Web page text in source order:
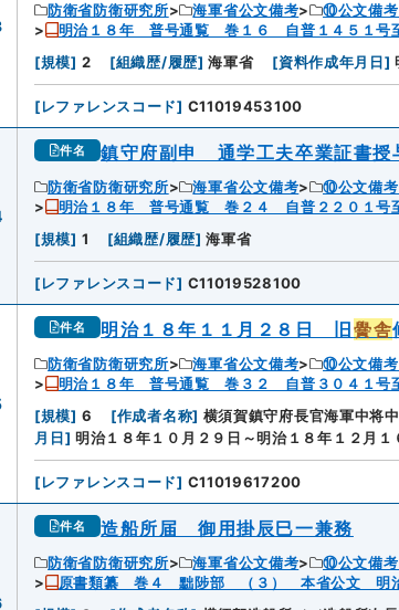
防衛省防衛研究所 海軍省公文備考 ⑩公文備
明治１８年 普号通覧 巻１６ 自普１４５１号
[規模] 2 [組織歴/履歴] 海軍省 [資料作成年月日]
[レファレンスコード] C11019453100
件名 鎮守府副申 通学工夫卒業証書授
防衛省防衛研究所 海軍省公文備考 ⑩公文備
明治１８年 普号通覧 巻２４ 自普２２０１号
[規模] 1 [組織歴/履歴] 海軍省
[レファレンスコード] C11019528100
件名 明治１８年１１月２８日 旧黌舎
防衛省防衛研究所 海軍省公文備考 ⑩公文備
明治１８年 普号通覧 巻３２ 自普３０４１号
[規模] 6 [作成者名称] 横須賀鎮守府長官海軍中将
月日] 明治１８年１０月２９日～明治１８年１２月１
[レファレンスコード] C11019617200
件名 造船所届 御用掛辰巳一兼務
防衛省防衛研究所 海軍省公文備考 ⑩公文備
原書類纂 巻４ 黜陟部 （３） 本省公文 明